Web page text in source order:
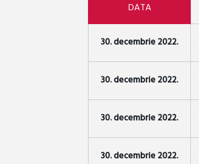
DATA
30. decembrie 2022.
30. decembrie 2022.
30. decembrie 2022.
30. decembrie 2022.